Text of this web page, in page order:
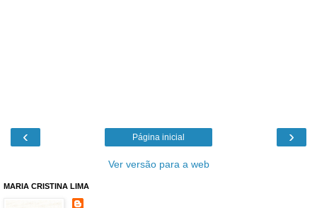
‹ ›
Página inicial
Ver versão para a web
MARIA CRISTINA LIMA